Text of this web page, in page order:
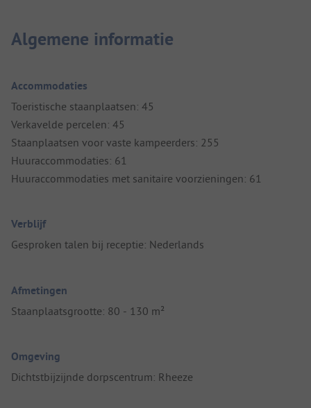
Algemene informatie
Accommodaties
Toeristische staanplaatsen: 45
Verkavelde percelen: 45
Staanplaatsen voor vaste kampeerders: 255
Huuraccommodaties: 61
Huuraccommodaties met sanitaire voorzieningen: 61
Verblijf
Gesproken talen bij receptie: Nederlands
Afmetingen
Staanplaatsgrootte: 80 - 130 m²
Omgeving
Dichtstbijzijnde dorpscentrum: Rheeze